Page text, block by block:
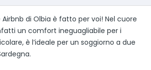
di Olbia è fatto per voi! Nel cuore
un comfort ineguagliabile per i
è l’ideale per un soggiorno a due